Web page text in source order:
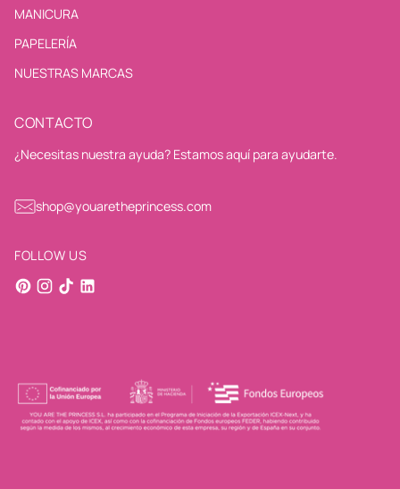
MANICURA
PAPELERÍA
NUESTRAS MARCAS
CONTACTO
¿Necesitas nuestra ayuda? Estamos aquí para ayudarte.
shop@youaretheprincess.com
FOLLOW US